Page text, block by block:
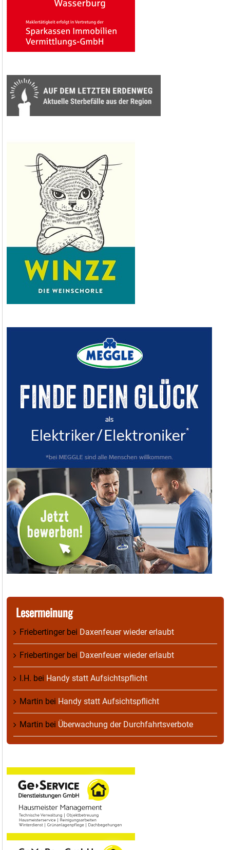
Lesermeinung
Friebertingerbei Daxenfeuer wieder erlaubt
Friebertingerbei Daxenfeuer wieder erlaubt
I.H. bei Handy statt Aufsichtspflicht
Martin bei Handy statt Aufsichtspflicht
Martin bei Überwachung der Durchfahrtsverbote